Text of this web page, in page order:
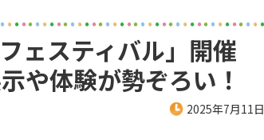
ェスティバル」開催
や体験が勢ぞろい！
2025年7月11日